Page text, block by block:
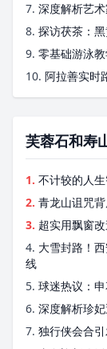
7. 深度解析艺
8. 探访茯茶：
9. 零基础游泳
10. 阿拉善实时
芙蓉石和寿
1. 不计较的人
2. 青龙山诅咒
3. 超实用飘窗
4. 大雪封路！
线
5. 球迷热议：
6. 深度解析珍
7. 独行侠会合